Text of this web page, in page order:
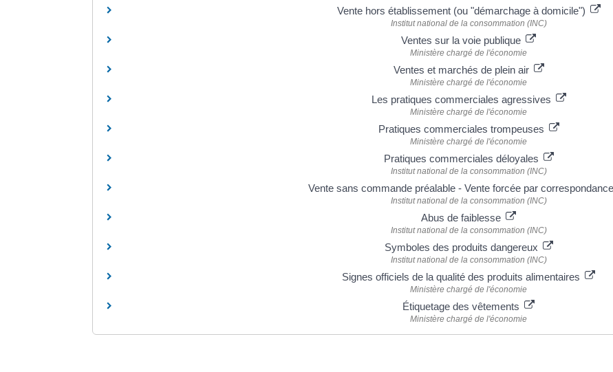
Vente hors établissement (ou "démarchage à domicile")
Institut national de la consommation (INC)
Ventes sur la voie publique
Ministère chargé de l'économie
Ventes et marchés de plein air
Ministère chargé de l'économie
Les pratiques commerciales agressives
Ministère chargé de l'économie
Pratiques commerciales trompeuses
Ministère chargé de l'économie
Pratiques commerciales déloyales
Institut national de la consommation (INC)
Vente sans commande préalable - Vente forcée par correspondance
Institut national de la consommation (INC)
Abus de faiblesse
Institut national de la consommation (INC)
Symboles des produits dangereux
Institut national de la consommation (INC)
Signes officiels de la qualité des produits alimentaires
Ministère chargé de l'économie
Étiquetage des vêtements
Ministère chargé de l'économie